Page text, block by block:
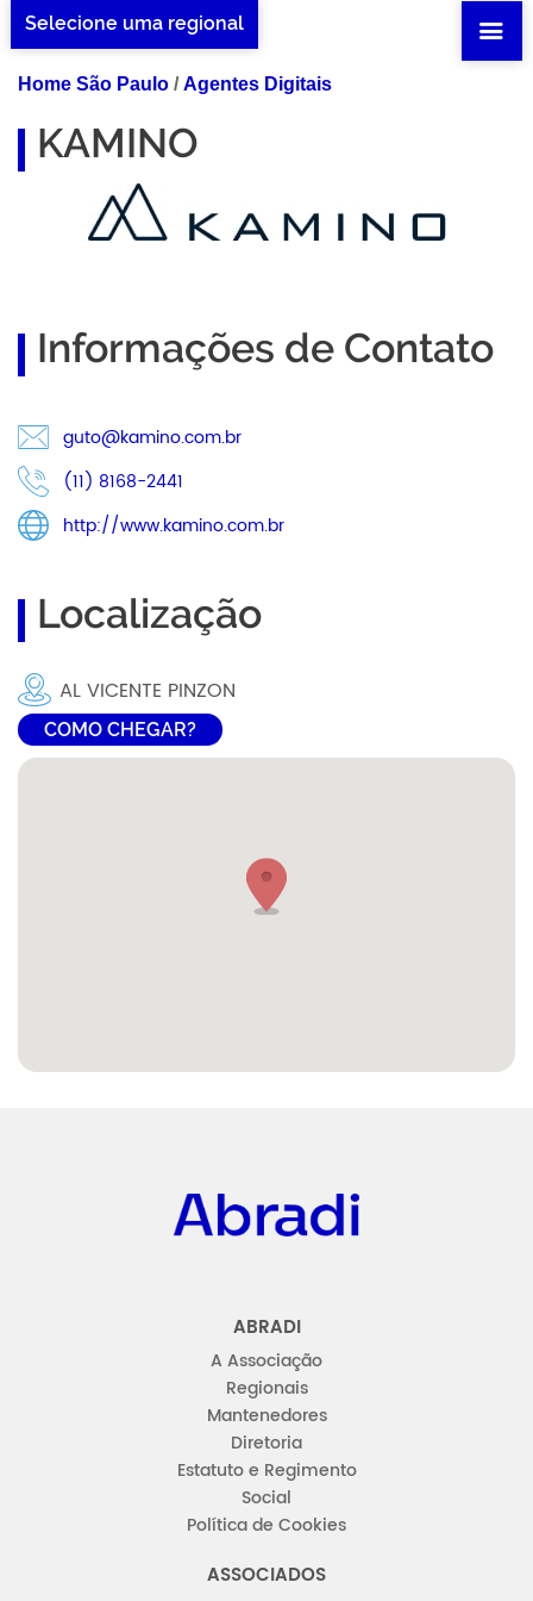
Selecione uma regional
Home São Paulo /Agentes Digitais
KAMINO
Informações de Contato
guto@kamino.com.br
(11) 8168-2441
http://www.kamino.com.br
Localização
AL VICENTE PINZON
COMO CHEGAR?
ABRADI
A Associação
Regionais
Mantenedores
Diretoria
Estatuto e Regimento
Social
Política de Cookies
ASSOCIADOS